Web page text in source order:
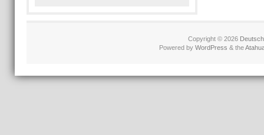
Copyright © 2026
Powered by WordPress & the